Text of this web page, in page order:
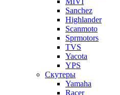
Sanchez
Highlander
Scanmoto
Sprmotors
TVS
Yacota
YPS
Скутеры
Yamaha
Racer